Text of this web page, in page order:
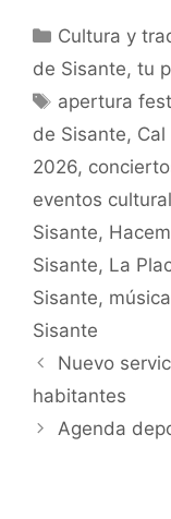
Cultura y
de Sisante, tu
apertura
de Sisante,
2026,
eventos
Sisante,
Sisante, La
Sisante,
Sisante
Nuevo
habitantes
Agenda